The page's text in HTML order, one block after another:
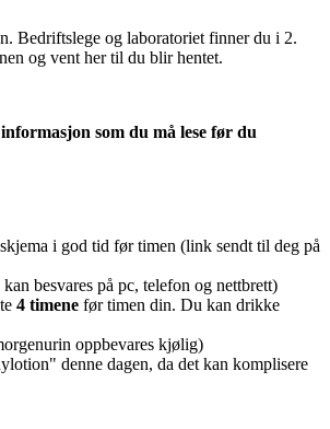
Bedriftslege og laboratoriet finner du i 2.
og vent her til du blir hentet.
som du må lese før du
i god tid før timen (link sendt til deg på
besvares på pc, telefon og nettbrett)
4 timene før timen din. Du kan drikke
oppbevares kjølig)
denne dagen, da det kan komplisere